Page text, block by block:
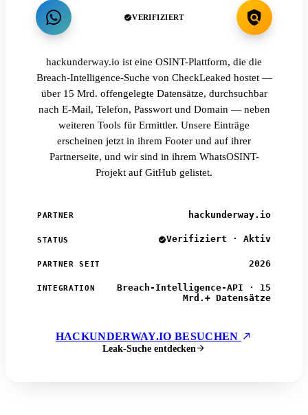
VERIFIZIERT
hackunderway.io ist eine OSINT-Plattform, die die
Breach-Intelligence-Suche von CheckLeaked hostet —
über 15 Mrd. offengelegte Datensätze, durchsuchbar
nach E-Mail, Telefon, Passwort und Domain — neben
weiteren Tools für Ermittler. Unsere Einträge
erscheinen jetzt in ihrem Footer und auf ihrer
Partnerseite, und wir sind in ihrem WhatsOSINT-
Projekt auf GitHub gelistet.
PARTNER hackunderway.io
STATUS Verifiziert · Aktiv
PARTNER SEIT 2026
INTEGRATION
Breach-Intelligence-API · 15
Mrd.+ Datensätze
HACKUNDERWAY.IO BESUCHEN
Leak-Suche entdecken